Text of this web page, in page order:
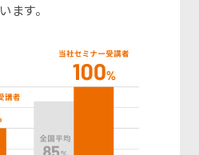
す。